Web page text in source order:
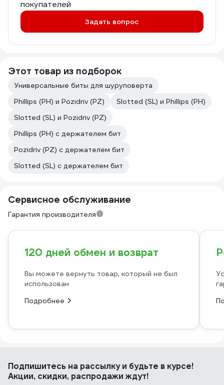
основную функцию он все еще
прекрасно выполняет, в нем и храню
биты, удобно носить с собой.
покупателей
Задать вопрос
Этот товар из подборок
Универсальные биты для шуруповерта
Phillips (PH) и Pozidriv (PZ)
Slotted (SL) и Phillips (PH)
Slotted (SL) и Pozidriv (PZ)
Phillips (PH) с держателем бит
Pozidriv (PZ) с держателем бит
Slotted (SL) с держателем бит
Сервисное обслуживание
Гарантия производителя
120 дней обмен и возврат
Вы можете вернуть товар, который не был
использован
Подробнее
Подпишитесь на рассылкуи будьте в курсе!
Акции, скидки, распродажи ждут!